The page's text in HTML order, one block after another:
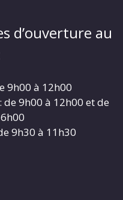
d’ouverture au
9h00 à 12h00
de 9h00 à 12h00 et de
9h30 à 11h30